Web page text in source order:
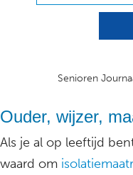
Senioren
Ouder, wijzer,
Als je al op leeftijd
waard om